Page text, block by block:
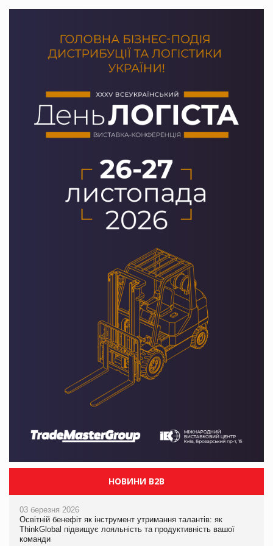
НОВИНИ B2B
03 березня 2026
Освітній бенефіт як інструмент утримання талантів: як
ThinkGlobal підвищує лояльність та продуктивність вашої
команди